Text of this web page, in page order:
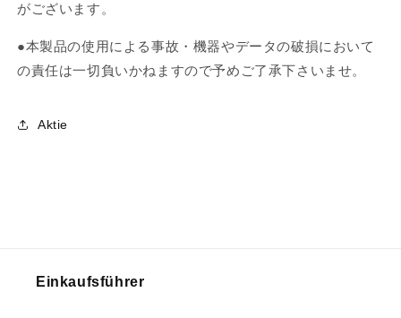
がございます。
●本製品の使用による事故・機器やデータの破損において
の責任は一切負いかねますので予めご了承下さいませ。
Aktie
Einkaufsführer